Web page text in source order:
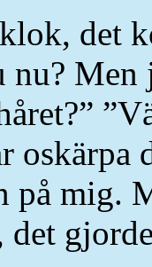
det
nu?
på mig.
det